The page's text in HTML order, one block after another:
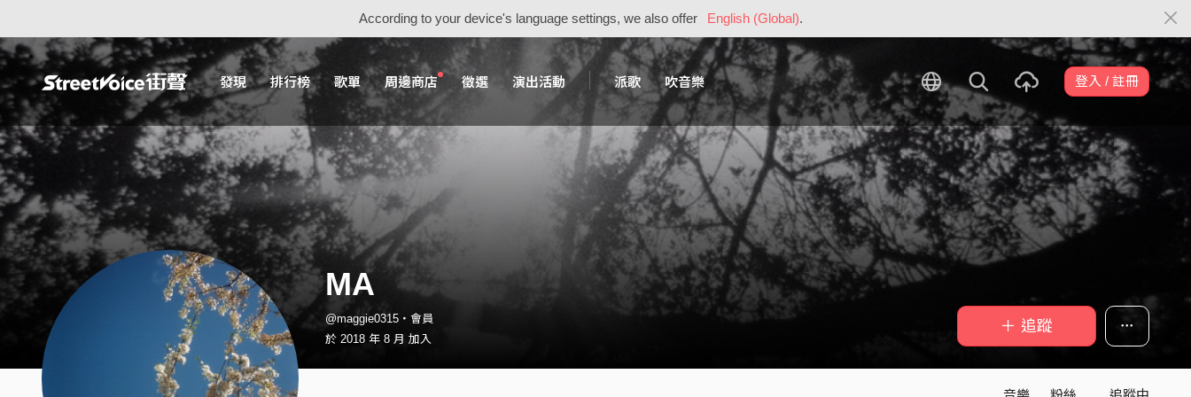
According to your device's language settings, we also offer English (Global).
發現 排行榜 歌單 周邊商店 徵選 演出活動 派歌 吹音樂 登入 / 註冊
MA
@maggie0315・會員
於 2018 年 8 月 加入
＋ 追蹤